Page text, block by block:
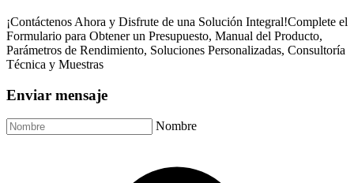
¡Contáctenos Ahora y Disfrute de una Solución Integral!Complete el
Formulario para Obtener un Presupuesto, Manual del Producto,
Parámetros de Rendimiento, Soluciones Personalizadas, Consultoría
Técnica y Muestras
Enviar mensaje
Nombre